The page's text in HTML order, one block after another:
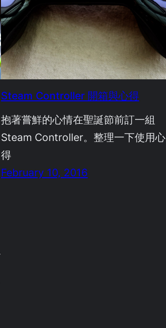
Steam Controller 開箱與心得
抱著嘗鮮的心情在聖誕節前訂一組
Steam Controller。整理一下使用心
得
February 10, 2016